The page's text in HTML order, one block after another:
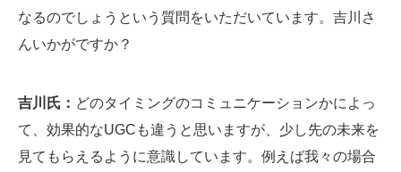
なるのでしょうという質問をいただいています。吉川さ
んいかがですか？
吉川氏： どのタイミングのコミュニケーションかによっ
て、効果的なUGCも違うと思いますが、少し先の未来を
見てもらえるように意識しています。例えば我々の場合